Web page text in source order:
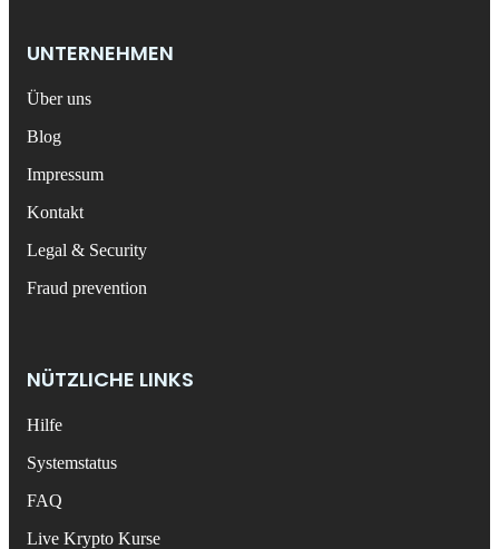
UNTERNEHMEN
Über uns
Blog
Impressum
Kontakt
Legal & Security
Fraud prevention
NÜTZLICHE LINKS
Hilfe
Systemstatus
FAQ
Live Krypto Kurse